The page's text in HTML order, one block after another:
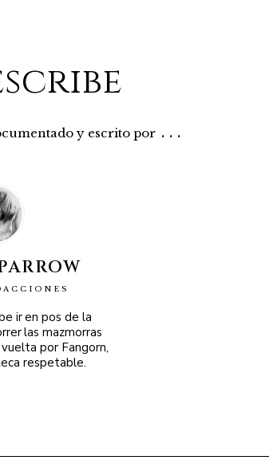
y escrito por ...
ir en pos de la
las mazmorras
vuelta por Fangorn,
respetable.